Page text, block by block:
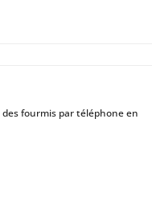
fourmis par téléphone en